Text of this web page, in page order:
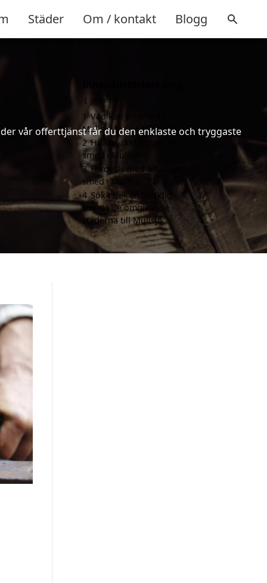
Städer Om / kontakt Blogg
vår offerttjänst får du den enklaste och tryggaste
gömma
1 Vad kan en smed i
Mullsjö hjälpa till med?
2 Hur mycket kostar en
smed i Mullsjö?
3 Fördelar med att välja
smed i Mullsjö
4 Sök efter en skicklig
smed i de omgivande
städerna till Mullsjö